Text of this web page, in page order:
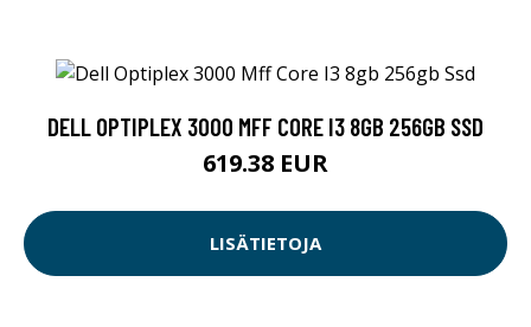
DELL OPTIPLEX 3000 MFF CORE I3 8GB 256GB SSD
619.38 EUR
LISÄTIETOJA